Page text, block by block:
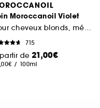
Moroccanoil Violet
pour cheveux blonds, méchés ou gris
715
de 21,00€
/ 100ml